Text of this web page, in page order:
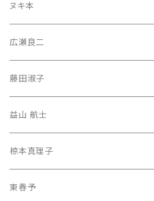
ヌキ本
広瀬良二
藤田淑子
益山 航士
椋本真理子
東春予